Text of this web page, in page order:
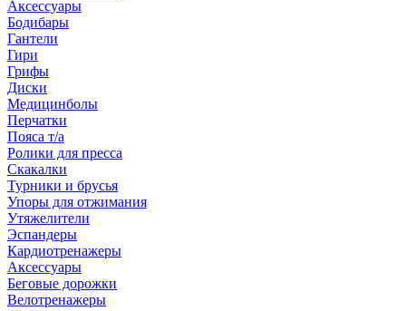
Аксессуары
Бодибары
Гантели
Гири
Грифы
Диски
Медицинболы
Перчатки
Пояса т/а
Ролики для пресса
Скакалки
Турники и брусья
Упоры для отжимания
Утяжелители
Эспандеры
Кардиотренажеры
Аксессуары
Беговые дорожки
Велотренажеры